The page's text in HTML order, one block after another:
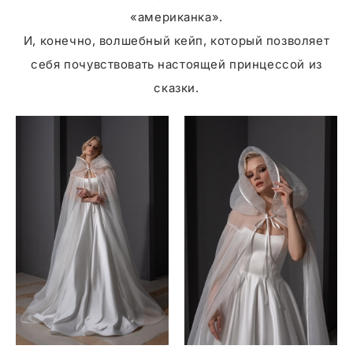
«американка».
И, конечно, волшебный кейп, который позволяет
себя почувствовать настоящей принцессой из
сказки.